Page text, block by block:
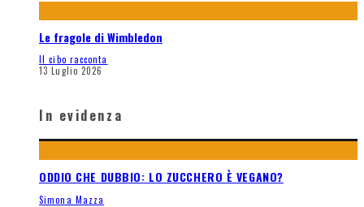
Le fragole di Wimbledon
Il cibo racconta
13 Luglio 2026
In evidenza
ODDIO CHE DUBBIO: LO ZUCCHERO È VEGANO?
Simona Mazza